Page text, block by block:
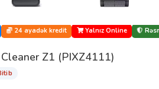
24 ayadək kredit Yalnız Online
Z1 (PIXZ4111)
bi̇ti̇b